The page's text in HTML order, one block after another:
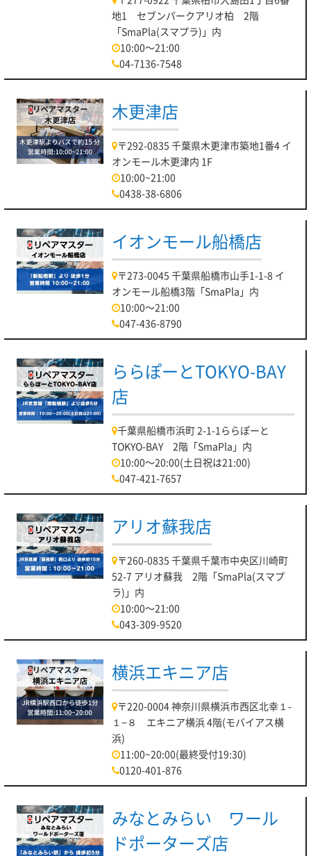
地1 セブンパークアリオ柏 2階
「SmaPla(スマプラ)」内
10:00～21:00
04-7136-7548
木更津店
〒292-0835 千葉県木更津市築地1番4 イ
オンモール木更津内 1F
10:00~21:00
0438-38-6806
イオンモール船橋店
〒273-0045 千葉県船橋市山手1-1-8 イ
オンモール船橋3階「SmaPla」内
10:00～21:00
047-436-8790
ららぽーとTOKYO-BAY
店
千葉県船橋市浜町 2-1-1ららぽーと
TOKYO-BAY 2階「SmaPla」内
10:00～20:00(土日祝は21:00)
047-421-7657
アリオ蘇我店
〒260-0835 千葉県千葉市中央区川崎町
52-7 アリオ蘇我 2階「SmaPla(スマプ
ラ)」内
10:00～21:00
043-309-9520
横浜エキニア店
〒220-0004 神奈川県横浜市西区北幸１-
１−８ エキニア横浜 4階(モバイアス横
浜)
11:00~20:00(最終受付19:30)
0120-401-876
みなとみらい ワール
ドポーターズ店